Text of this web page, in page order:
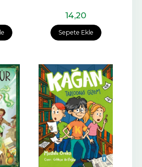
Sepete Ekle
14,20